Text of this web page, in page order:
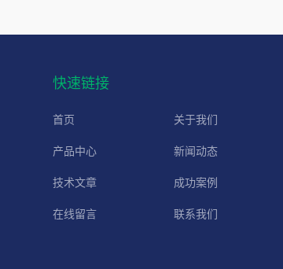
快速链接
首页 关于我们
产品中心 新闻动态
技术文章 成功案例
在线留言 联系我们